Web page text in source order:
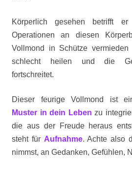
Körperlich gesehen betrifft
Operationen an diesen
Vollmond in Schütze
schlecht heilen und die
fortschreitet.
Dieser feurige Vollmond ist
Muster in dein Leben zu
die aus der Freude heraus
steht für Aufnahme. Achte also
nimmst, an Gedanken, Gefühlen,